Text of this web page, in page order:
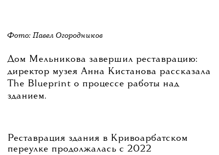
Фото: Павел Огородников
Дом Мельникова завершил реставрацию:
директор музея Анна Кистанова рассказала
The Blueprint о процессе работы над
зданием.
Реставрация здания в Кривоарбатском
переулке продолжалась с 2022